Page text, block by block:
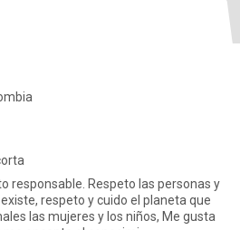
responsable. Respeto las personas y
respeto y cuido el planeta que